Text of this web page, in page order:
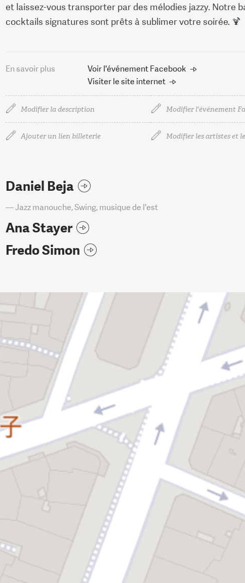
et laissez-vous transporter par des mélodies jazzy. Notre
cocktails signatures sont prêts à sublimer votre soirée. 🍹
En savoir plus
Voir l'événement Facebook
Visiter le site internet
Modifier la description Modifier l'événement
Ajouter un lien billeterie Modifier les artistes et
Daniel Beja
— Jazz manouche, Swing, musique de l'est
Ana Stayer
Fredo Simon